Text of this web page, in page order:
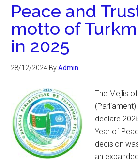
Peace and
motto of
in 2025
28/12/2024 ByAdmin
The Mejlis
declare
Year of
decision
an